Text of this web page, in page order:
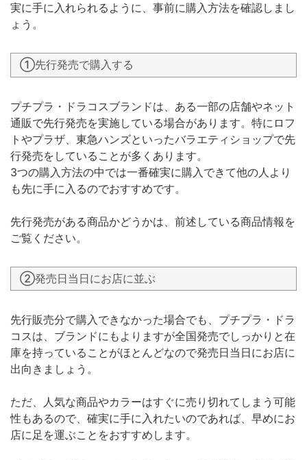
実に手に入れられるように、事前に購入方法を確認しまし
ょう。
①先行発売で購入する
プチプラ・ドラコスブランドは、ある一部の店舗やネット
通販で先行発売を実施している場合があります。特にロフ
トやプラザ、東急ハンズといったバラエティショップで先
行発売をしていることが多くあります。
3つの購入方法の中では一番確実に購入できて他の人より
も先に手に入るのでおすすめです。
先行発売がある商品かどうかは、前述している商品情報を
ご覧ください。
②発売日当日にお店に並ぶ
先行販売分で購入できなかった場合でも、プチプラ・ドラ
コスは、ブランドにもよりますが全国発売でしっかりと在
庫を持っていることがほとんどなので発売日当日にお店に
出向きましょう。
ただ、人気な商品やカラーはすぐに売り切れてしまう可能
性もあるので、確実に手に入れたいのであれば、早めにお
店に足を運ぶことをおすすめします。